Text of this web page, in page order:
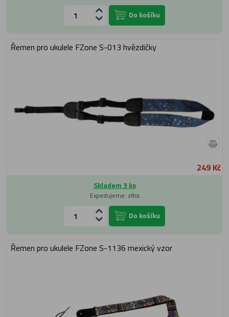
Do košíku
Řemen pro ukulele FZone S-013 hvězdičky
249 Kč
Skladem 3 ks
Expedujeme: zítra
Do košíku
Řemen pro ukulele FZone S-1136 mexický vzor